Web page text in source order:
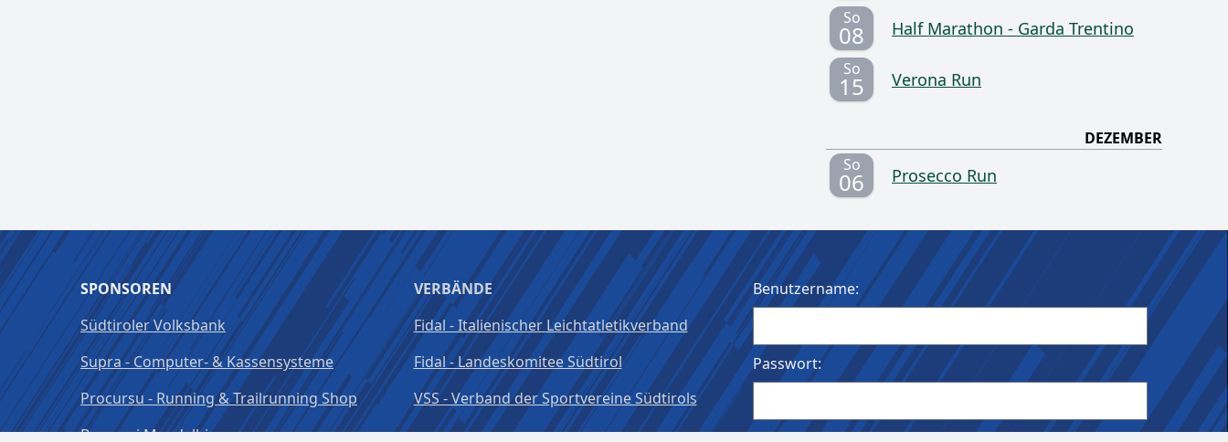
So
08 Half Marathon - Garda Trentino
So
15 Verona Run
DEZEMBER
So
06 Prosecco Run
SPONSOREN
Südtiroler Volksbank
Supra - Computer- & Kassensysteme
Procursu - Running & Trailrunning Shop
Brauerei Mendelbier
VERBÄNDE
Fidal - Italienischer Leichtatletikverband
Fidal - Landeskomitee Südtirol
VSS - Verband der Sportvereine Südtirols
Benutzername:
Passwort: